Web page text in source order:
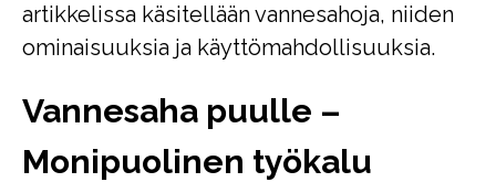
artikkelissa käsitellään vannesahoja, niiden
ominaisuuksia ja käyttömahdollisuuksia.
Vannesaha puulle –
Monipuolinen työkalu